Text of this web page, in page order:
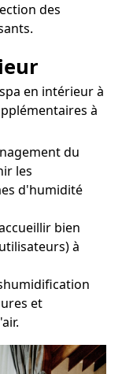
des
en intérieur à
à
du
les
d'humidité
bien
à
et